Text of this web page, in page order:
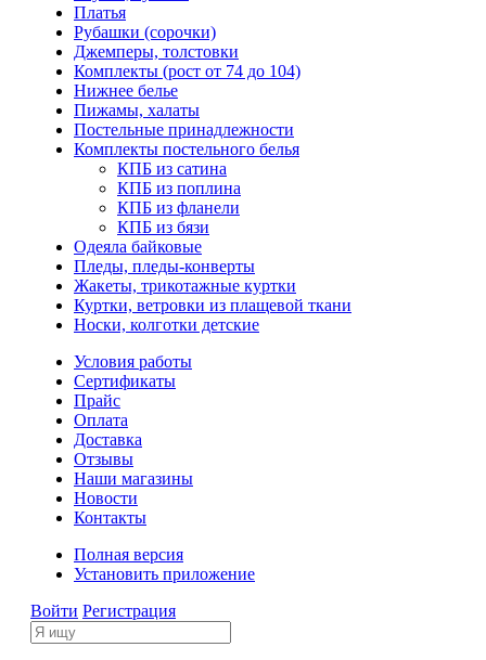
Платья
Рубашки (сорочки)
Джемперы, толстовки
Комплекты (рост от 74 до 104)
Нижнее белье
Пижамы, халаты
Постельные принадлежности
Комплекты постельного белья
КПБ из сатина
КПБ из поплина
КПБ из фланели
КПБ из бязи
Одеяла байковые
Пледы, пледы-конверты
Жакеты, трикотажные куртки
Куртки, ветровки из плащевой ткани
Носки, колготки детские
Условия работы
Сертификаты
Прайс
Оплата
Доставка
Отзывы
Наши магазины
Новости
Контакты
Полная версия
Установить приложение
Войти Регистрация